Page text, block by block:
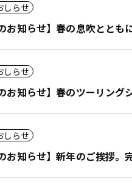
しらせ
お知らせ】春の息吹とと
しらせ
お知らせ】春のツーリン
しらせ
お知らせ】新年のご挨拶